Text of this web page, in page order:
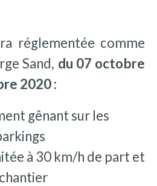
réglementée comme
Sand, du 07 octobre
2020 :
gênant sur les
à 30 km/h de part et